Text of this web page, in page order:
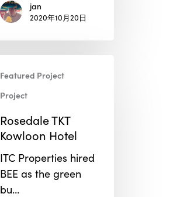
jan
2020年10月20日
Featured Project
Project
Rosedale TKT
Kowloon Hotel
ITC Properties hired
BEE as the green
bu…